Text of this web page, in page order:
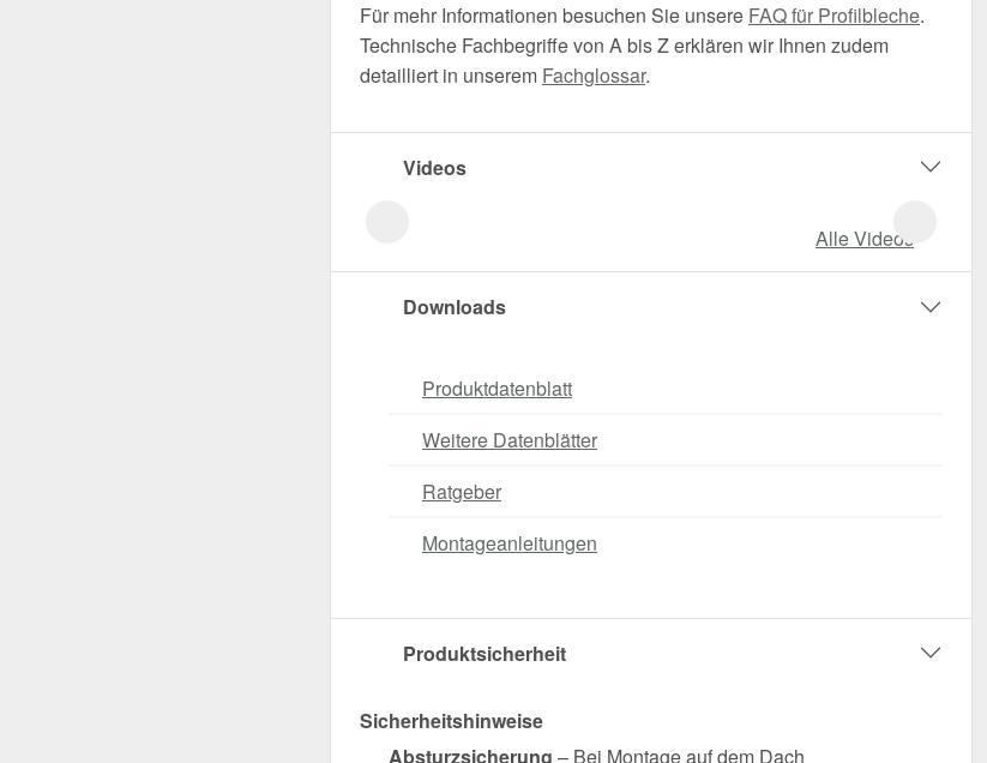
Für mehr Informationen besuchen Sie unsere FAQ für Profilbleche.
Technische Fachbegriffe von A bis Z erklären wir Ihnen zudem
detailliert in unserem Fachglossar.
Videos
Alle Videos
Downloads
Produktdatenblatt
Weitere Datenblätter
Ratgeber
Montageanleitungen
Produktsicherheit
Sicherheitshinweise
Absturzsicherung – Bei Montage auf dem Dach